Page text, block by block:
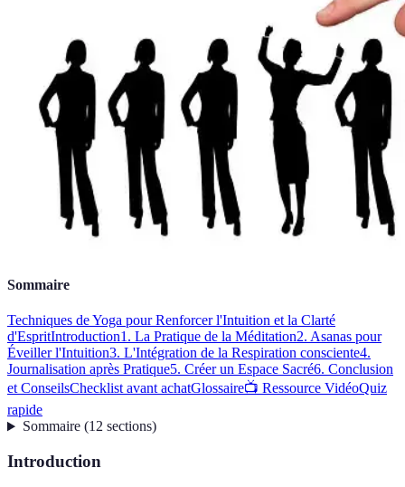
Sommaire
Techniques de Yoga pour Renforcer l'Intuition et la Clarté
d'EspritIntroduction1. La Pratique de la Méditation2. Asanas pour
Éveiller l'Intuition3. L'Intégration de la Respiration consciente4.
Journalisation après Pratique5. Créer un Espace Sacré6. Conclusion
et ConseilsChecklist avant achatGlossaire📺 Ressource VidéoQuiz
rapide
Sommaire(12 sections)
Introduction